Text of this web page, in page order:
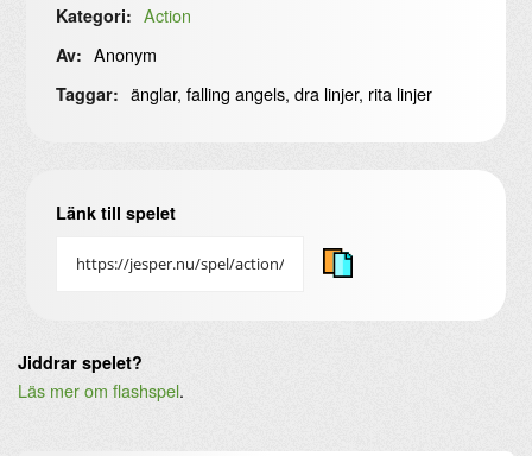
Kategori: Action
Av: Anonym
Taggar: änglar, falling angels, dra linjer, rita linjer
Länk till spelet
Jiddrar spelet?
Läs mer om flashspel.